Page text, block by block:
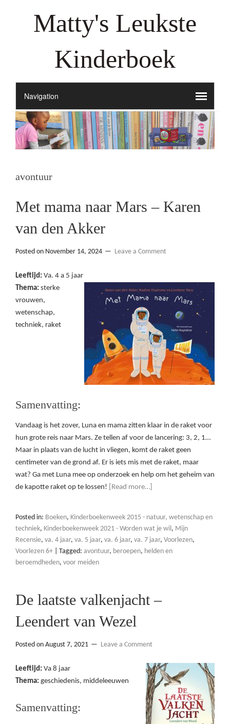
Matty's Leukste
Kinderboek
avontuur
Met mama naar Mars – Karen
van den Akker
Posted on November 14, 2024 Leave a Comment
Leeftijd: Va. 4 a 5 jaar
Thema: sterke
vrouwen,
wetenschap,
techniek, raket
Samenvatting:
Vandaag is het zover, Luna en mama zitten klaar in de raket voor
hun grote reis naar Mars. Ze tellen af voor de lancering: 3, 2, 1…
Maar in plaats van de lucht in vliegen, komt de raket geen
centimeter van de grond af. Er is iets mis met de raket, maar
wat? Ga met Luna mee op onderzoek en help om het geheim van
de kapotte raket op te lossen!
[Read more…]
Posted in: Boeken, Kinderboekenweek 2015 - natuur, wetenschap en
techniek, Kinderboekenweek 2021 - Worden wat je wil, Mijn
Recensie, va. 4 jaar, va. 5 jaar, va. 6 jaar, va. 7 jaar, Voorlezen,
Voorlezen 6+
Tagged: avontuur, beroepen, helden en
beroemdheden, voor meiden
De laatste valkenjacht –
Leendert van Wezel
Posted on August 7, 2021 Leave a Comment
Leeftijd: Va 8 jaar
Thema: geschiedenis, middeleeuwen
Samenvatting: